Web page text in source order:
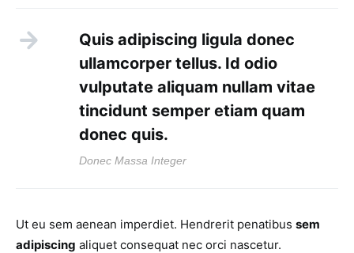
Quis adipiscing ligula donec
ullamcorper tellus. Id odio
vulputate aliquam nullam vitae
tincidunt semper etiam quam
donec quis.
Donec Massa Integer
Ut eu sem aenean imperdiet. Hendrerit penatibus sem
adipiscing aliquet consequat nec orci nascetur.